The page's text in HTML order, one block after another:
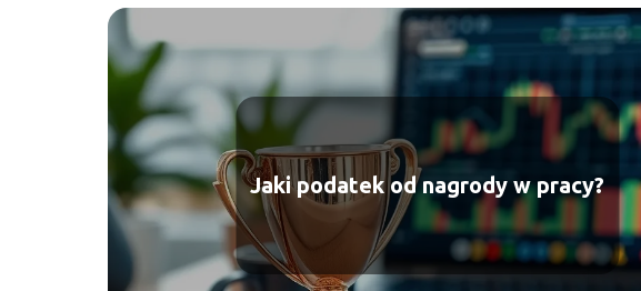
Jaki podatek od nagrody w pracy?